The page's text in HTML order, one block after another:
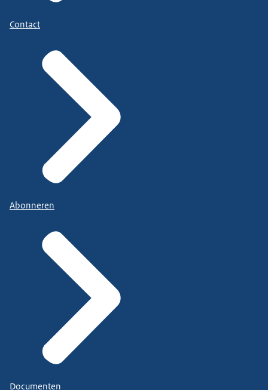
Contact
Abonneren
Documenten